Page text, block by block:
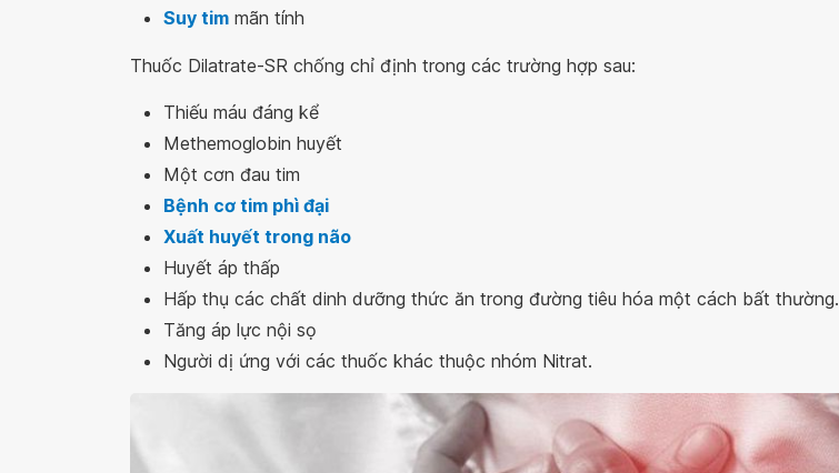
Suy tim mãn tính
Thuốc Dilatrate-SR chống chỉ định trong các trường hợp sau:
Thiếu máu đáng kể
Methemoglobin huyết
Một cơn đau tim
Bệnh cơ tim phì đại
Xuất huyết trong não
Huyết áp thấp
Hấp thụ các chất dinh dưỡng thức ăn trong đường tiêu hóa một cách bất thường.
Tăng áp lực nội sọ
Người dị ứng với các thuốc khác thuộc nhóm Nitrat.